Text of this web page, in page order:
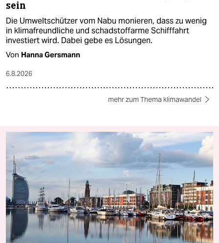
sein
Die Umweltschützer vom Nabu monieren, dass zu wenig
in klimafreundliche und schadstoffarme Schifffahrt
investiert wird. Dabei gebe es Lösungen.
Von Hanna Gersmann
6.8.2026
mehr zum Thema klimawandel